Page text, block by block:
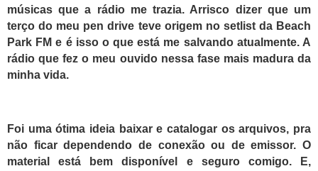
músicas que a rádio me trazia. Arrisco dizer que um
terço do meu pen drive teve origem no setlist da Beach
Park FM e é isso o que está me salvando atualmente. A
rádio que fez o meu ouvido nessa fase mais madura da
minha vida.
Foi uma ótima ideia baixar e catalogar os arquivos, pra
não ficar dependendo de conexão ou de emissor. O
material está bem disponível e seguro comigo. E,